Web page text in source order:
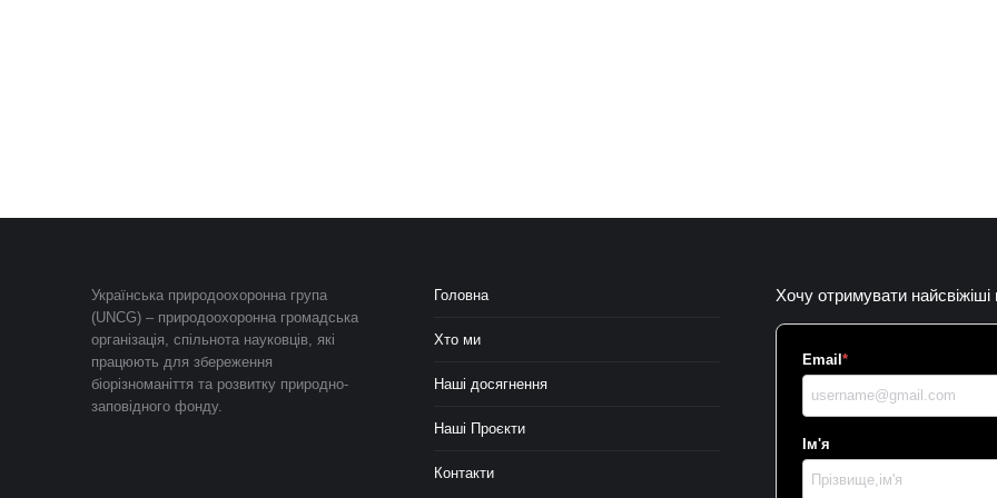
Українська природоохоронна група
(UNCG) – природоохоронна громадська
організація, спільнота науковців, які
працюють для збереження
біорізноманіття та розвитку природно-
заповідного фонду.
Головна
Хто ми
Наші досягнення
Наші Проєкти
Контакти
Хочу отримувати найсвіжіші
Email*
Ім'я